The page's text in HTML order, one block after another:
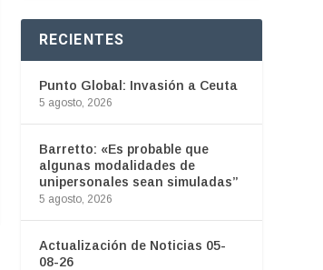
RECIENTES
Punto Global: Invasión a Ceuta
5 agosto, 2026
Barretto: «Es probable que
algunas modalidades de
unipersonales sean simuladas”
5 agosto, 2026
Actualización de Noticias 05-
08-26